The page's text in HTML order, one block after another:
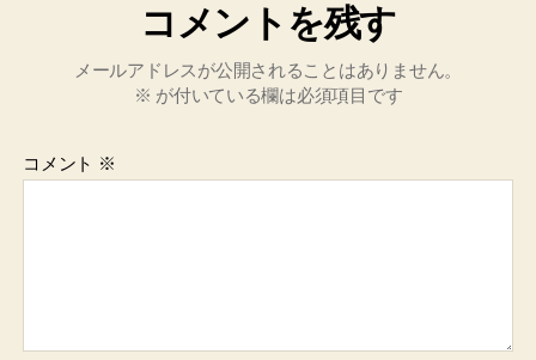
コメントを残す
メールアドレスが公開されることはありません。
※ が付いている欄は必須項目です
コメント ※